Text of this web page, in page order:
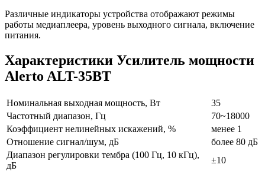
Различные индикаторы устройства отображают режимы
работы медиаплеера, уровень выходного сигнала, включение
питания.
Характеристики Усилитель мощности
Alerto ALT-35BT
Номинальная выходная мощность, Вт
35
Частотный диапазон, Гц
70~18000
Коэффициент нелинейных искажений, %
менее 1
Отношение сигнал/шум, дБ
более 80 дБ
Диапазон регулировки тембра (100 Гц, 10 кГц),
дБ
±10